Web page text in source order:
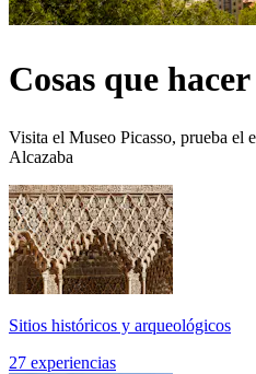
Cosas que
Visita el Museo Picasso, prueba el
Alcazaba
Sitios históricos y arqueológicos
27 experiencias